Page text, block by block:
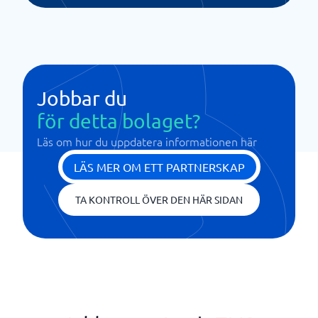
Jobbar du
för detta bolaget?
Läs om hur du uppdatera informationen här
LÄS MER OM ETT PARTNERSKAP
TA KONTROLL ÖVER DEN HÄR SIDAN